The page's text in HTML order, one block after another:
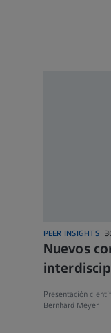
PEER INSIGHTS
Nuevos
Presentación
Bernhard Meyer